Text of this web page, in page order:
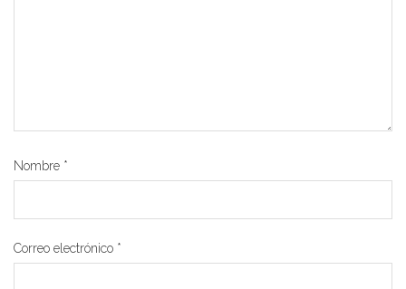
Nombre *
Correo electrónico *